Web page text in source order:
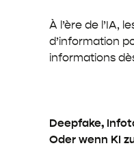
À l’ère de l’IA,
d’information
informations
Deepfake,
Oder wenn KI